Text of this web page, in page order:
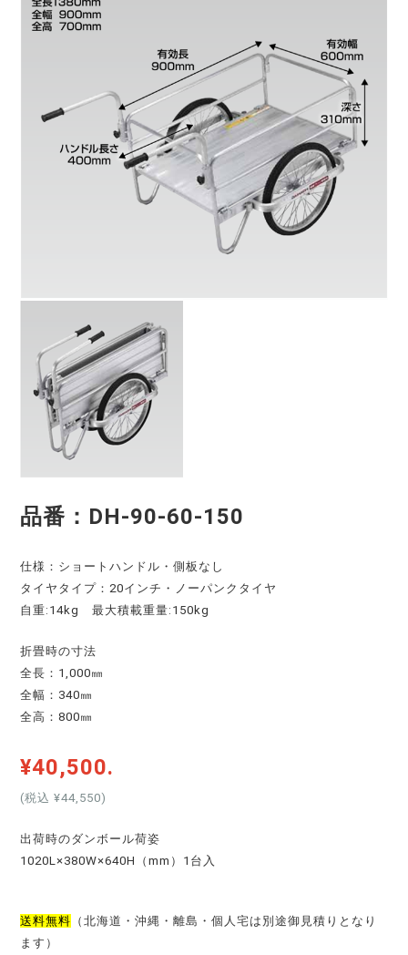
品番：DH-90-60-150
仕様：ショートハンドル・側板なし
タイヤタイプ：20インチ・ノーパンクタイヤ
自重:14kg 最大積載重量:150kg
折畳時の寸法
全長：1,000㎜
全幅：340㎜
全高：800㎜
¥40,500.
(税込 ¥44,550)
出荷時のダンボール荷姿
1020L×380W×640H（mm）1台入
送料無料 （北海道・沖縄・離島・個人宅は別途御見積りとなり
ます）